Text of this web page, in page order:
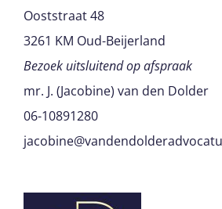
Ooststraat 48
3261 KM Oud-Beijerland
Bezoek uitsluitend op afspraak
mr. J. (Jacobine) van den Dolder
06-10891280